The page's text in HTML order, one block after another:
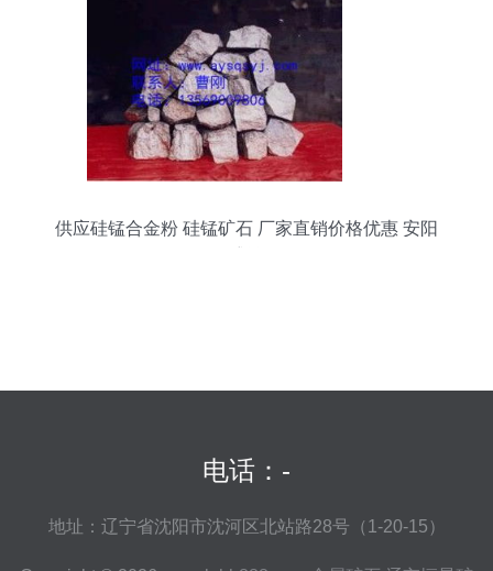
供应硅锰合金粉 硅锰矿石 厂家直销价格优惠 安阳
电话：-
地址：辽宁省沈阳市沈河区北站路28号（1-20-15）